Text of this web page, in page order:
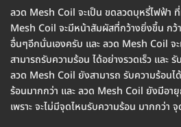
ลวด Mesh Coil จะเป็น ขดลวดบุหรี่ไฟฟ้า
Mesh Coil จะมีหน้าสัมผัสที่กว้างยิ่งขึ้น กว้
อื่นๆอีกนั่นเองครับ และ ลวด Mesh Coil จ
สามารถรับความร้อน ได้อย่างรวดเร็ว และ
ลวด Mesh Coil ยังสามารถ รับความร้อนไ
ร้อนมากกว่า และ ลวด Mesh Coil ยังมีอายุ
เพราะ จะไม่มีจุดไหนรับความร้อน มากกว่า